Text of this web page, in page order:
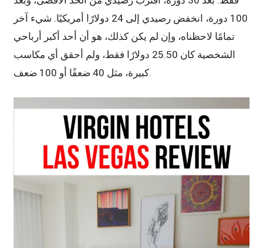
100 دورة، انخفض رصيدي إلى 24 دولارًا أمريكيًا. شيء آخر
تمامًا لاحظناه، وإن لم يكن كذلك، هو أن أحد أكبر أرباحي
الشخصية كان 25.50 دولارًا فقط، ولم أحقق أي مكاسب
كبيرة، مثل 40 ضعفًا أو 100 ضعف.